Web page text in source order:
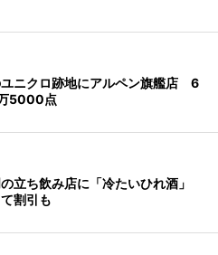
ニクロ跡地にアルペン旗艦店 6
5000点
立ち飲み店に「冷たいひれ酒」
割引も